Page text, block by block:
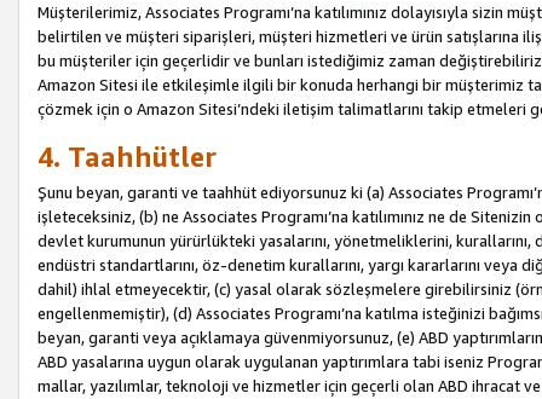
Müşterilerimiz, Associates Programı’na katılımınız dolayısıyla sizin
belirtilen ve müşteri siparişleri, müşteri hizmetleri ve ürün satışlarına
bu müşteriler için geçerlidir ve bunları istediğimiz zaman
Amazon Sitesi ile etkileşimle ilgili bir konuda herhangi bir müşterimiz
çözmek için o Amazon Sitesi’ndeki iletişim talimatlarını takip etmeleri
4. Taahhütler
Şunu beyan, garanti ve taahhüt ediyorsunuz ki (a) Associates
işleteceksiniz, (b) ne Associates Programı’na katılımınız ne de
devlet kurumunun yürürlükteki yasalarını, yönetmeliklerini,
endüstri standartlarını, öz-denetim kurallarını, yargı kararlarını
dahil) ihlal etmeyecektir, (c) yasal olarak sözleşmelere girebilirsiniz
engellenmemiştir), (d) Associates Programı’na katılma isteğinizi
beyan, garanti veya açıklamaya güvenmiyorsunuz, (e) ABD
ABD yasalarına uygun olarak uygulanan yaptırımlara tabi iseniz
mallar, yazılımlar, teknoloji ve hizmetler için geçerli olan ABD ihracat